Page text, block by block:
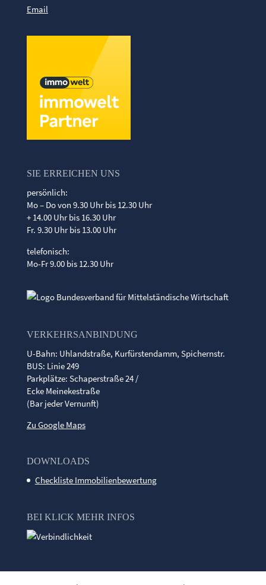
Email
SIE ERREICHEN UNS
persönlich:
Mo – Do von 9.30 Uhr bis 12.30 Uhr
+ 14.00 Uhr bis 16.30 Uhr
Fr. 9.30 Uhr bis 13.00 Uhr
telefonisch:
Mo-Fr 9.00 bis 12.30 Uhr
VERKEHRSANBINDUNG
U-Bahn: Uhlandstraße, Kurfürstendamm, Spichernstr.
BUS: Linie 249
Parkplätze: Schaperstraße 24 /
Ecke Meinekestraße
(Bar jeder Vernunft)
Zu Google Maps
DOWNLOADS
Checkliste Immobilienbewertung
BEI KLICK MEHR INFOS